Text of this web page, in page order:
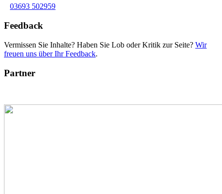
03693 502959
Feedback
Vermissen Sie Inhalte? Haben Sie Lob oder Kritik zur Seite? Wir
freuen uns über Ihr Feedback.
Partner